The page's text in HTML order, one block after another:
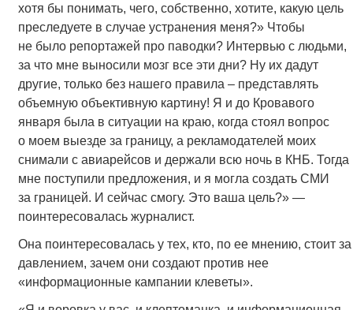
хотя бы понимать, чего, собственно, хотите, какую цель
преследуете в случае устранения меня?» Чтобы
не было репортажей про паводки? Интервью с людьми,
за что мне выносили мозг все эти дни? Ну их дадут
другие, только без нашего правила – представлять
объемную объективную картину! Я и до Кровавого
января была в ситуации на краю, когда стоял вопрос
о моем выезде за границу, а рекламодателей моих
снимали с авиарейсов и держали всю ночь в КНБ. Тогда
мне поступили предложения, и я могла создать СМИ
за границей. И сейчас смогу. Это ваша цель?» —
поинтересовалась журналист.
Она поинтересовалась у тех, кто, по ее мнению, стоит за
давлением, зачем они создают против нее
«информационные кампании клеветы».